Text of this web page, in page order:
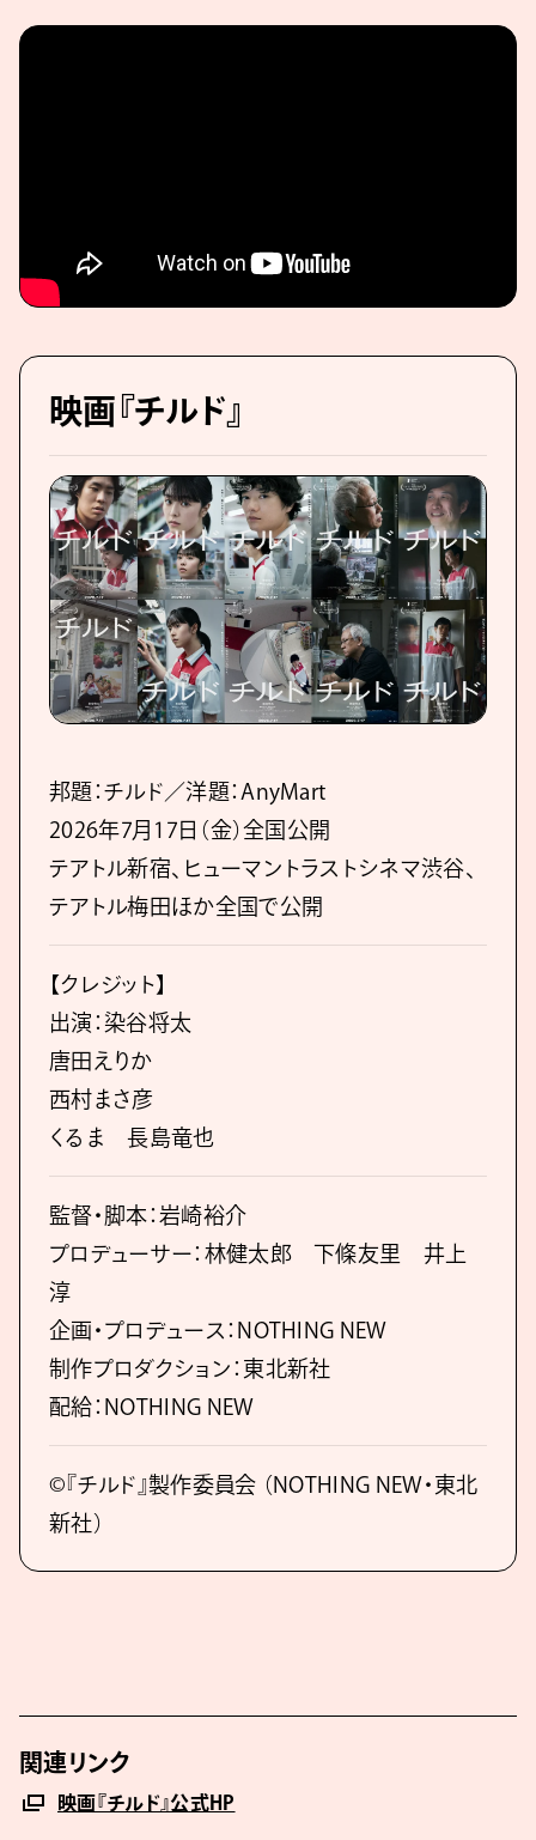
映画『チルド』
邦題：チルド／洋題：AnyMart
2026年7月17日（金）全国公開
テアトル新宿、ヒューマントラストシネマ渋谷、
テアトル梅田ほか全国で公開
【クレジット】
出演：染谷将太
唐田えりか
西村まさ彦
くるま 長島竜也
監督・脚本：岩崎裕介
プロデューサー：林健太郎 下條友里 井上
淳
企画・プロデュース：NOTHING NEW
制作プロダクション：東北新社
配給：NOTHING NEW
©︎『チルド』製作委員会 （NOTHING NEW・東北
新社）
関連リンク
映画『チルド』公式HP